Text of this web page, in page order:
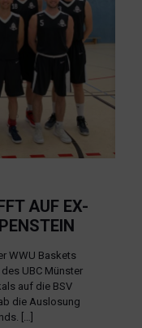
AUF EX-
WWU Baskets
UBC Münster
auf die BSV
die Auslosung
[…]